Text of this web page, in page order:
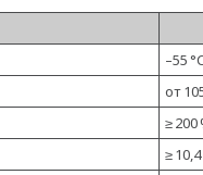
–55
от
≥ 200
≥